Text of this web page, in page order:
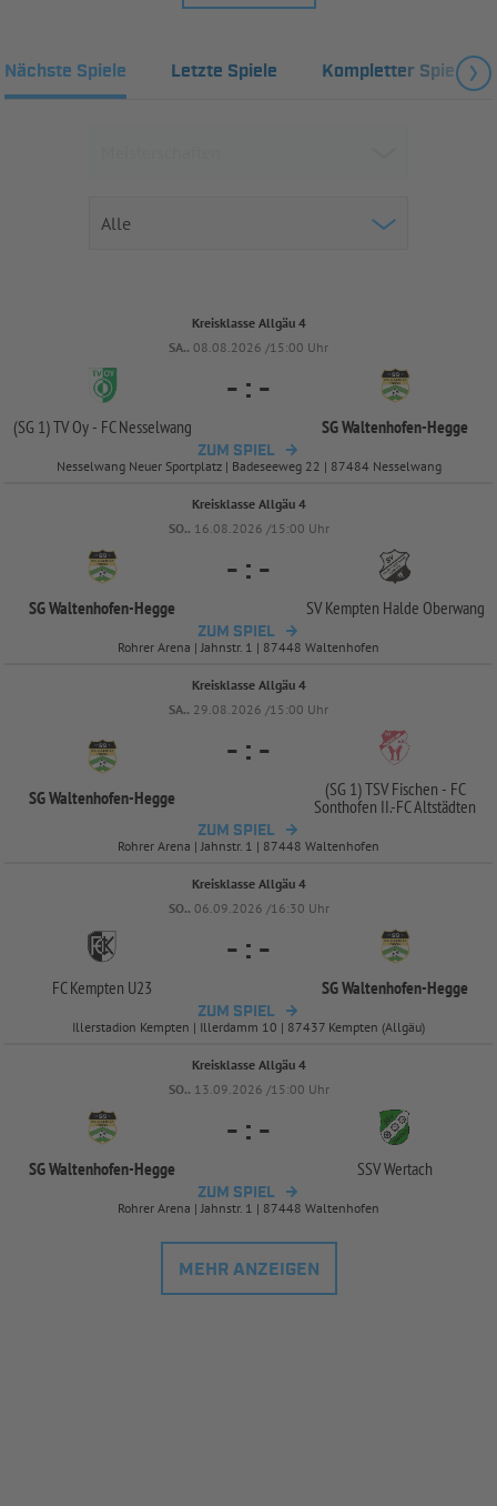
Nächste Spiele Letzte Spiele Kompletter Spielplan
Kreisklasse Allgäu 4
SA.. 08.08.2026 /15:00 Uhr
(SG 1) TV Oy - FC Nesselwang
- : -
SG Waltenhofen-Hegge
ZUM SPIEL
Nesselwang Neuer Sportplatz | Badeseeweg 22 | 87484 Nesselwang
Kreisklasse Allgäu 4
SO.. 16.08.2026 /15:00 Uhr
SG Waltenhofen-Hegge
- : -
SV Kempten Halde Oberwang
ZUM SPIEL
Rohrer Arena | Jahnstr. 1 | 87448 Waltenhofen
Kreisklasse Allgäu 4
SA.. 29.08.2026 /15:00 Uhr
SG Waltenhofen-Hegge
- : -
(SG 1) TSV Fischen - FC
Sonthofen II.-FC Altstädten
ZUM SPIEL
Rohrer Arena | Jahnstr. 1 | 87448 Waltenhofen
Kreisklasse Allgäu 4
SO.. 06.09.2026 /16:30 Uhr
FC Kempten U23
- : -
SG Waltenhofen-Hegge
ZUM SPIEL
Illerstadion Kempten | Illerdamm 10 | 87437 Kempten (Allgäu)
Kreisklasse Allgäu 4
SO.. 13.09.2026 /15:00 Uhr
SG Waltenhofen-Hegge
- : -
SSV Wertach
ZUM SPIEL
Rohrer Arena | Jahnstr. 1 | 87448 Waltenhofen
MEHR ANZEIGEN